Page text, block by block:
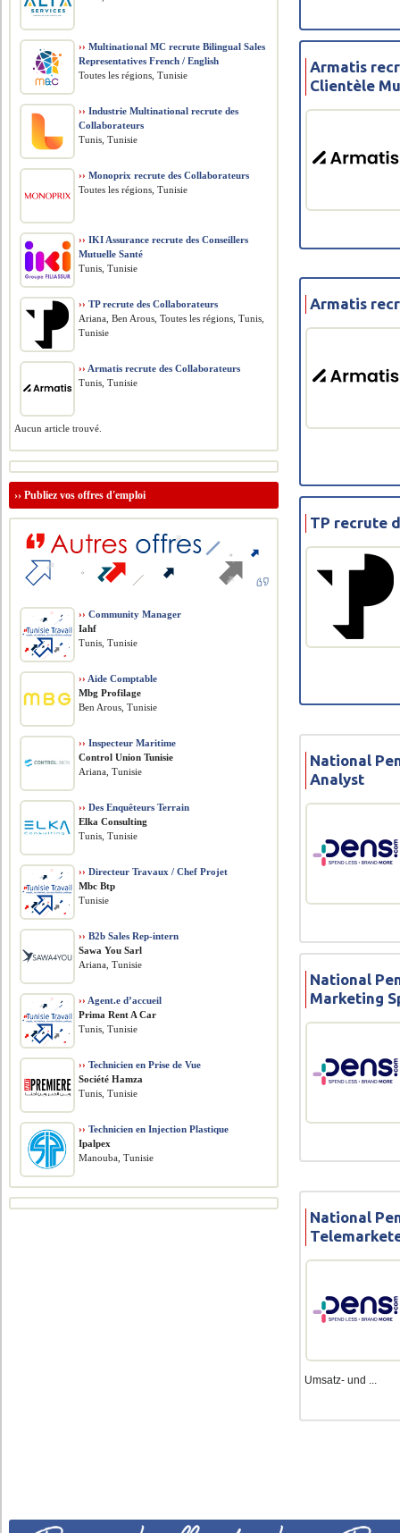
Armatis
Clientèle
Armatis
TP recrute
National
Analyst
National
Marketing
National
Umsatz- und ...
›› Multinational MC recrute Bilingual Sales
Representatives French / English
Toutes les régions, Tunisie
›› Industrie Multinational recrute des
Collaborateurs
Tunis, Tunisie
›› Monoprix recrute des Collaborateurs
Toutes les régions, Tunisie
›› IKI Assurance recrute des Conseillers
Mutuelle Santé
Tunis, Tunisie
›› TP recrute des Collaborateurs
Ariana, Ben Arous, Toutes les régions, Tunis,
Tunisie
›› Armatis recrute des Collaborateurs
Tunis, Tunisie
Aucun article trouvé.
››Publiez vos offres d'emploi
›› Community Manager
Iahf
Tunis, Tunisie
›› Aide Comptable
Mbg Profilage
Ben Arous, Tunisie
›› Inspecteur Maritime
Control Union Tunisie
Ariana, Tunisie
›› Des Enquêteurs Terrain
Elka Consulting
Tunis, Tunisie
›› Directeur Travaux / Chef Projet
Mbc Btp
Tunisie
›› B2b Sales Rep-intern
Sawa You Sarl
Ariana, Tunisie
›› Agent.e d’accueil
Prima Rent A Car
Tunis, Tunisie
›› Technicien en Prise de Vue
Société Hamza
Tunis, Tunisie
›› Technicien en Injection Plastique
Ipalpex
Manouba, Tunisie